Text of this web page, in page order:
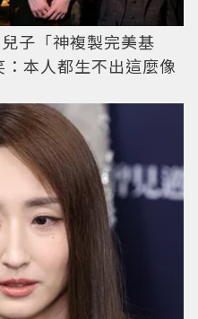
子「神複製完美基
本人都生不出這麼像